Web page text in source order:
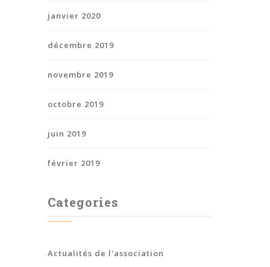
janvier 2020
décembre 2019
novembre 2019
octobre 2019
juin 2019
février 2019
Categories
Actualités de l'association